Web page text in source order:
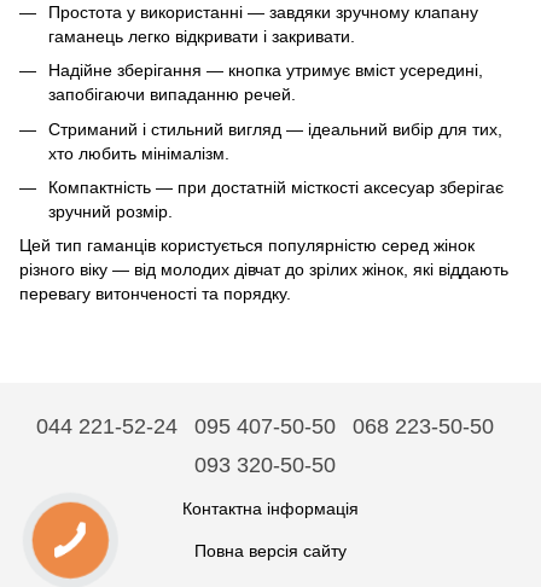
Простота у використанні — завдяки зручному клапану
гаманець легко відкривати і закривати.
Надійне зберігання — кнопка утримує вміст усередині,
запобігаючи випаданню речей.
Стриманий і стильний вигляд — ідеальний вибір для тих,
хто любить мінімалізм.
Компактність — при достатній місткості аксесуар зберігає
зручний розмір.
Цей тип гаманців користується популярністю серед жінок
різного віку — від молодих дівчат до зрілих жінок, які віддають
перевагу витонченості та порядку.
044 221-52-24 095 407-50-50
068 223-50-50
093 320-50-50
Контактна інформація
Повна версія сайту